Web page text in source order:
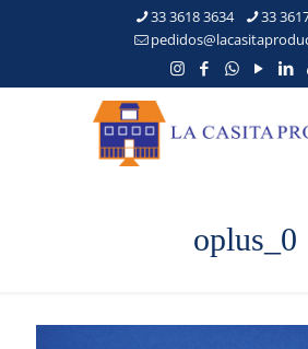
33 3618 3634
33
oplus_0